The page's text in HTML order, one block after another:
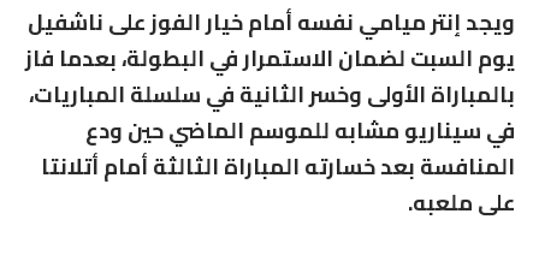
ويجد إنتر ميامي نفسه أمام خيار الفوز على ناشفيل
يوم السبت لضمان الاستمرار في البطولة، بعدما فاز
بالمباراة الأولى وخسر الثانية في سلسلة المباريات،
في سيناريو مشابه للموسم الماضي حين ودع
المنافسة بعد خسارته المباراة الثالثة أمام أتلانتا
على ملعبه.